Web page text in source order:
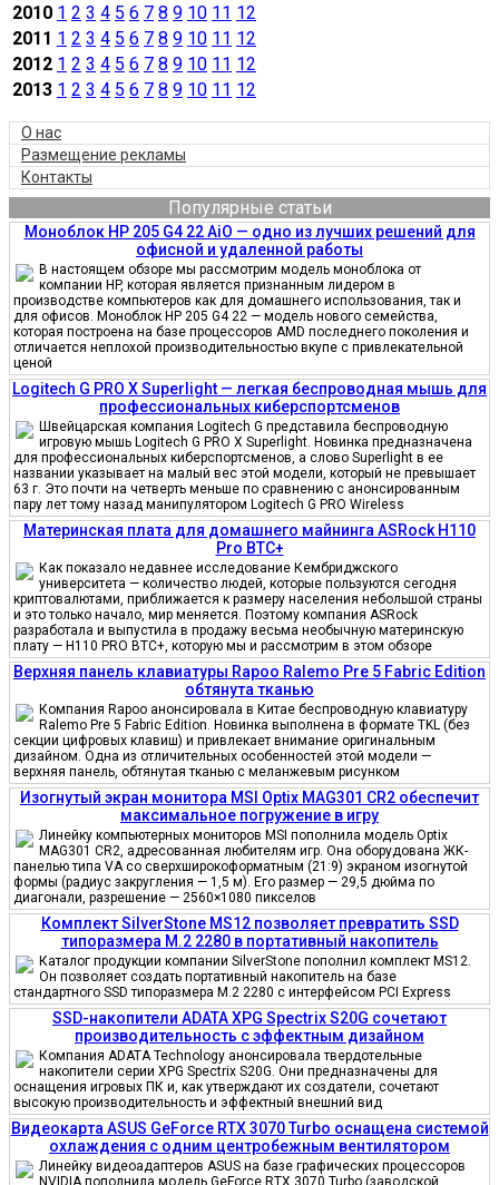
2010 1 2 3 4 5 6 7 8 9 10 11 12
2011 1 2 3 4 5 6 7 8 9 10 11 12
2012 1 2 3 4 5 6 7 8 9 10 11 12
2013 1 2 3 4 5 6 7 8 9 10 11 12
О нас
Размещение рекламы
Контакты
Популярные статьи
Моноблок HP 205 G4 22 AiO — одно из лучших решений для
офисной и удаленной работы
В настоящем обзоре мы рассмотрим модель моноблока от
компании HP, которая является признанным лидером в
производстве компьютеров как для домашнего использования, так и
для офисов. Моноблок HP 205 G4 22 — модель нового семейства,
которая построена на базе процессоров AMD последнего поколения и
отличается неплохой производительностью вкупе с привлекательной
ценой
Logitech G PRO X Superlight — легкая беспроводная мышь для
профессиональных киберспортсменов
Швейцарская компания Logitech G представила беспроводную
игровую мышь Logitech G PRO X Superlight. Новинка предназначена
для профессиональных киберспортсменов, а слово Superlight в ее
названии указывает на малый вес этой модели, который не превышает
63 г. Это почти на четверть меньше по сравнению с анонсированным
пару лет тому назад манипулятором Logitech G PRO Wireless
Материнская плата для домашнего майнинга ASRock H110
Pro BTC+
Как показало недавнее исследование Кембриджского
университета — количество людей, которые пользуются сегодня
криптовалютами, приближается к размеру населения небольшой страны
и это только начало, мир меняется. Поэтому компания ASRock
разработала и выпустила в продажу весьма необычную материнскую
плату — H110 PRO BTC+, которую мы и рассмотрим в этом обзоре
Верхняя панель клавиатуры Rapoo Ralemo Pre 5 Fabric Edition
обтянута тканью
Компания Rapoo анонсировала в Китае беспроводную клавиатуру
Ralemo Pre 5 Fabric Edition. Новинка выполнена в формате TKL (без
секции цифровых клавиш) и привлекает внимание оригинальным
дизайном. Одна из отличительных особенностей этой модели —
верхняя панель, обтянутая тканью с меланжевым рисунком
Изогнутый экран монитора MSI Optix MAG301 CR2 обеспечит
максимальное погружение в игру
Линейку компьютерных мониторов MSI пополнила модель Optix
MAG301 CR2, адресованная любителям игр. Она оборудована ЖК-
панелью типа VA со сверхширокоформатным (21:9) экраном изогнутой
формы (радиус закругления — 1,5 м). Его размер — 29,5 дюйма по
диагонали, разрешение — 2560×1080 пикселов
Комплект SilverStone MS12 позволяет превратить SSD
типоразмера M.2 2280 в портативный накопитель
Каталог продукции компании SilverStone пополнил комплект MS12.
Он позволяет создать портативный накопитель на базе
стандартного SSD типоразмера M.2 2280 с интерфейсом PCI Express
SSD-накопители ADATA XPG Spectrix S20G сочетают
производительность с эффектным дизайном
Компания ADATA Technology анонсировала твердотельные
накопители серии XPG Spectrix S20G. Они предназначены для
оснащения игровых ПК и, как утверждают их создатели, сочетают
высокую производительность и эффектный внешний вид
Видеокарта ASUS GeForce RTX 3070 Turbo оснащена системой
охлаждения с одним центробежным вентилятором
Линейку видеоадаптеров ASUS на базе графических процессоров
NVIDIA пополнила модель GeForce RTX 3070 Turbo (заводской